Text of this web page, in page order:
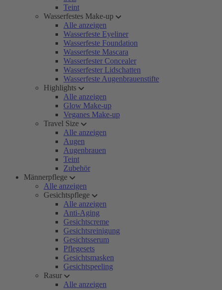
Teint
Wasserfestes Make-up
Alle anzeigen
Wasserfeste Eyeliner
Wasserfeste Foundation
Wasserfeste Mascara
Wasserfester Concealer
Wasserfester Lidschatten
Wasserfeste Augenbrauenstifte
Highlights
Alle anzeigen
Glow Make-up
Veganes Make-up
Travel Size
Alle anzeigen
Augen
Augenbrauen
Teint
Zubehör
Männerpflege
Alle anzeigen
Gesichtspflege
Alle anzeigen
Anti-Aging
Gesichtscreme
Gesichtsreinigung
Gesichtsserum
Pflegesets
Gesichtsmasken
Gesichtspeeling
Rasur
Alle anzeigen